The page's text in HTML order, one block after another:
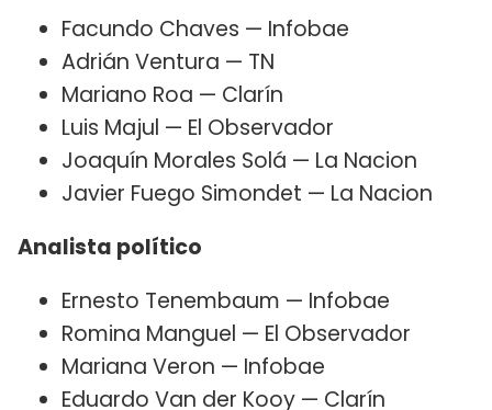
Facundo Chaves — Infobae
Adrián Ventura — TN
Mariano Roa — Clarín
Luis Majul — El Observador
Joaquín Morales Solá — La Nacion
Javier Fuego Simondet — La Nacion
Analista político
Ernesto Tenembaum — Infobae
Romina Manguel — El Observador
Mariana Veron — Infobae
Eduardo Van der Kooy — Clarín